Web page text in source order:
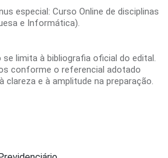
especial: Curso Online de disciplinas
e Informática).
se limita à bibliografia oficial do edital.
conforme o referencial adotado
clareza e à amplitude na preparação.